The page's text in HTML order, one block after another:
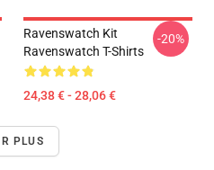
Ravenswatch Kit
Ravenswatch T-Shirts
24,38 € - 28,06 €
-20%
PLUS